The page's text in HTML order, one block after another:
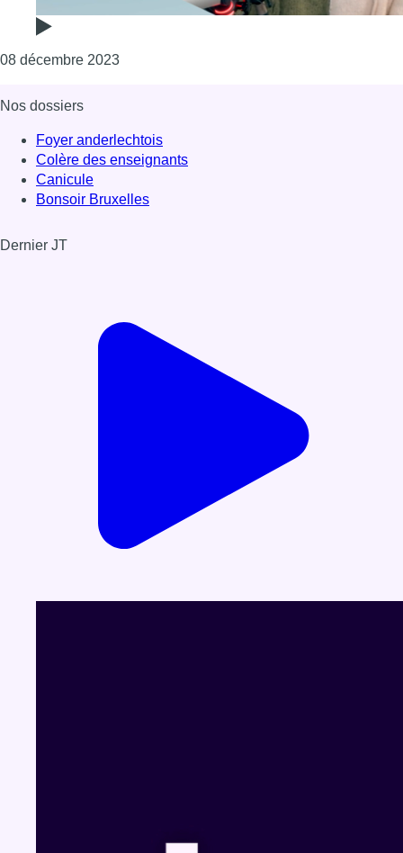
08 décembre 2023Consulter l'article "Nouvelle mission en
Nos dossiers
Foyer anderlechtois
Colère des enseignants
Canicule
Bonsoir Bruxelles
Dernier JT